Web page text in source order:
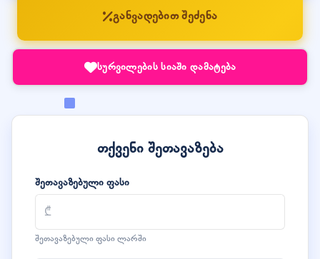
განვადებით შეძენა
სურვილების სიაში დამატება
თქვენი შეთავაზება
შეთავაზებული ფასი
შეთავაზებული ფასი ლარში